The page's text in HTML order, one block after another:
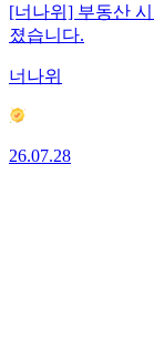
[너나위] 부동산
졌습니다.
너나위
26.07.28